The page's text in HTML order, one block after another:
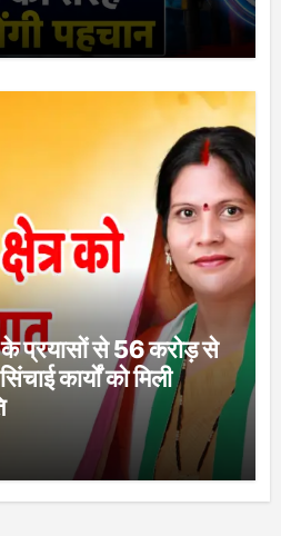
के प्रयासों से 56 करोड़ से
कार्यों को मिली